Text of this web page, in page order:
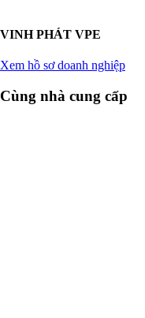
VINH PHÁT VPE
Xem hồ sơ doanh nghiệp
Cùng nhà cung cấp